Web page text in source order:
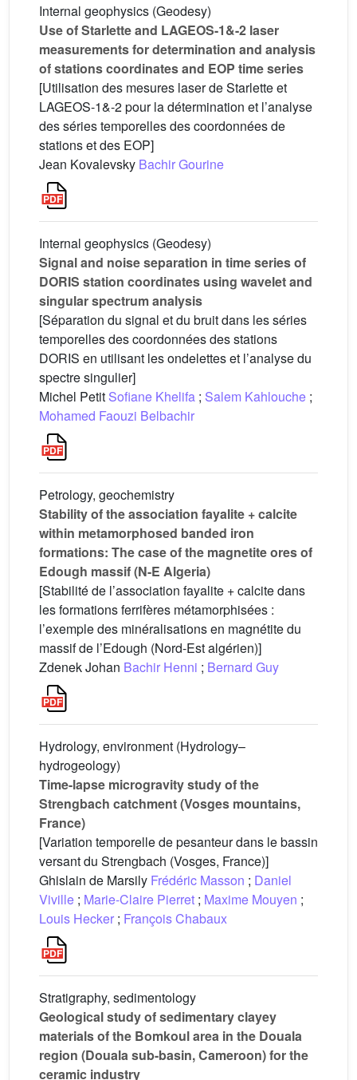
Internal geophysics (Geodesy)
Use of Starlette and LAGEOS-1&-2 laser
measurements for determination and analysis
of stations coordinates and EOP time series
[Utilisation des mesures laser de Starlette et
LAGEOS-1&-2 pour la détermination et l’analyse
des séries temporelles des coordonnées de
stations et des EOP]
Jean Kovalevsky Bachir Gourine
Internal geophysics (Geodesy)
Signal and noise separation in time series of
DORIS station coordinates using wavelet and
singular spectrum analysis
[Séparation du signal et du bruit dans les séries
temporelles des coordonnées des stations
DORIS en utilisant les ondelettes et l’analyse du
spectre singulier]
Michel Petit Sofiane Khelifa ; Salem Kahlouche ;
Mohamed Faouzi Belbachir
Petrology, geochemistry
Stability of the association fayalite + calcite
within metamorphosed banded iron
formations: The case of the magnetite ores of
Edough massif (N-E Algeria)
[Stabilité de l’association fayalite + calcite dans
les formations ferrifères métamorphisées :
l’exemple des minéralisations en magnétite du
massif de l’Edough (Nord-Est algérien)]
Zdenek Johan Bachir Henni ; Bernard Guy
Hydrology, environment (Hydrology–
hydrogeology)
Time-lapse microgravity study of the
Strengbach catchment (Vosges mountains,
France)
[Variation temporelle de pesanteur dans le bassin
versant du Strengbach (Vosges, France)]
Ghislain de Marsily Frédéric Masson ; Daniel
Viville ; Marie-Claire Pierret ; Maxime Mouyen ;
Louis Hecker ; François Chabaux
Stratigraphy, sedimentology
Geological study of sedimentary clayey
materials of the Bomkoul area in the Douala
region (Douala sub-basin, Cameroon) for the
ceramic industry